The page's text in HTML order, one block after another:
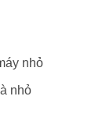
nhỏ
nhỏ